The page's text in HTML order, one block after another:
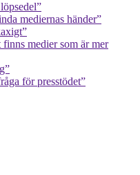
mediernas händer”
medier som är mer
för presstödet”